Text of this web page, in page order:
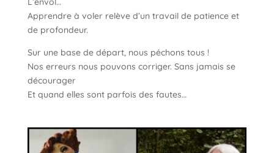
Apprendre à voler relève d’un travail de patience et
de profondeur.
Sur une base de départ, nous péchons tous !
Nos erreurs nous pouvons corriger. Sans jamais se
décourager
Et quand elles sont parfois des fautes…